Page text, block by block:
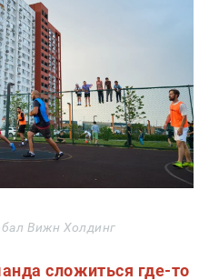
Вижн Холдинг
сложиться где-то